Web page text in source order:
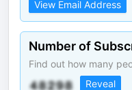
View Email Address
Number of
Find out how many
Reveal